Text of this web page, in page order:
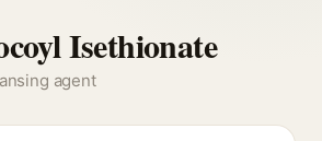
Isethionate
agent